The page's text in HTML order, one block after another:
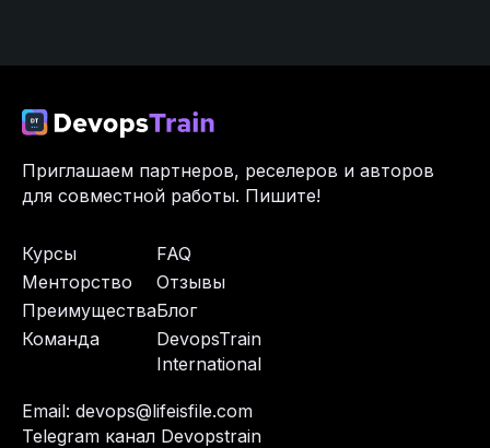
Приглашаем партнеров, реселеров и авторов
для совместной работы. Пишите!
Курсы
Менторство
Преимущества
Команда
FAQ
Отзывы
Блог
DevopsTrain
International
Email: devops@lifeisfile.com
Telegram канал Devopstrain